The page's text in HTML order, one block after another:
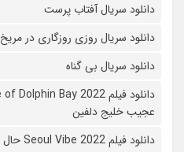
دانلود سریال آفتاب پرست
دانلود سریال روزی روزگاری در مریخ
دانلود سریال بی گناه
عجیب خلیج دلفین
دانلود فیلم Seoul Vibe 2022 حال و هوای سئول